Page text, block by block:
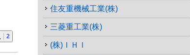
2
住友重機械工業(株)
三菱重工業(株)
(株)ＩＨＩ